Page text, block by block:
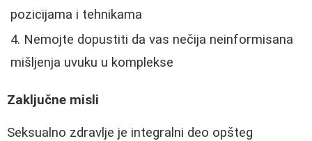
pozicijama i tehnikama
Nemojte dopustiti da vas nečija neinformisana
mišljenja uvuku u komplekse
Zaključne misli
Seksualno zdravlje je integralni deo opšteg